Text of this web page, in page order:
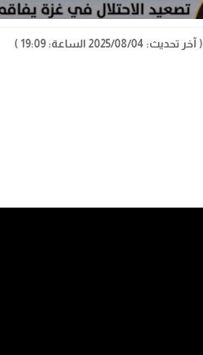
( آخر تحديث: 2025/08/04 الساعة: 19:09 )